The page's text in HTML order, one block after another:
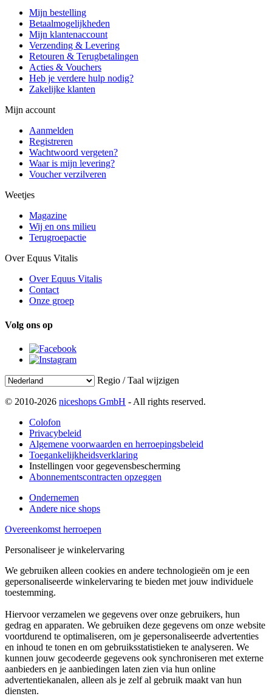
Mijn bestelling
Betaalmogelijkheden
Mijn klantenaccount
Verzending & Levering
Retouren & Terugbetalingen
Acties & Vouchers
Heb je verdere hulp nodig?
Zakelijke klanten
Mijn account
Aanmelden
Registreren
Wachtwoord vergeten?
Waar is mijn levering?
Voucher verzilveren
Weetjes
Magazine
Wij en ons milieu
Terugroepactie
Over Equus Vitalis
Over Equus Vitalis
Contact
Onze groep
Volg ons op
Regio / Taal wijzigen
© 2010-2026 niceshops GmbH - All rights reserved.
Colofon
Privacybeleid
Algemene voorwaarden en herroepingsbeleid
Toegankelijkheidsverklaring
Instellingen voor gegevensbescherming
Abonnementscontracten opzeggen
Ondernemen
Andere nice shops
Overeenkomst herroepen
Personaliseer je winkelervaring
We gebruiken alleen cookies en andere technologieën om je een
gepersonaliseerde winkelervaring te bieden met jouw individuele
toestemming.
Hiervoor verzamelen we gegevens over onze gebruikers, hun
gedrag en apparaten. We gebruiken deze gegevens om onze website
voortdurend te optimaliseren, om je gepersonaliseerde advertenties
en inhoud te tonen en om gebruiksstatistieken te analyseren. We
kunnen jouw gecodeerde gegevens ook synchroniseren met externe
aanbieders en je aanbiedingen laten zien via hun online
advertentiekanalen, alleen als je zelf al gebruik maakt van hun
diensten.